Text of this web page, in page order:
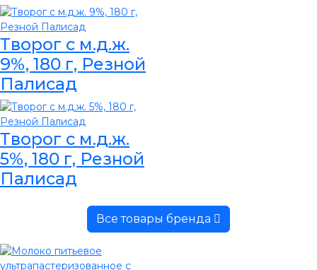
Творог с м.д.ж.
9%, 180 г, Резной
Палисад
Творог с м.д.ж.
5%, 180 г, Резной
Палисад
Все товары бренда